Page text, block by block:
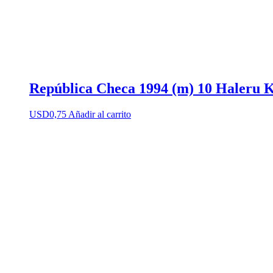
República Checa 1994 (m) 10 Haleru
USD0,75 Añadir al carrito